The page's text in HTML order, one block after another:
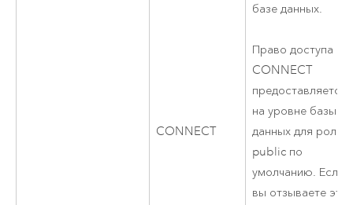
CONNECT
базе данных.
Право доступа
CONNECT
предоставляется
на уровне базы
данных для роли
public по
умолчанию. Если
вы отзываете эти